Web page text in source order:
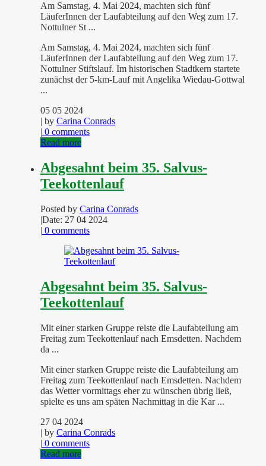
Am Samstag, 4. Mai 2024, machten sich fünf
LäuferInnen der Laufabteilung auf den Weg zum 17.
Nottulner St ...
Am Samstag, 4. Mai 2024, machten sich fünf
LäuferInnen der Laufabteilung auf den Weg zum 17.
Nottulner Stiftslauf. Im historischen Stadtkern startete
zunächst der 5-km-Lauf mit Angelika Wiedau-Gottwal
...
05 05 2024
| by Carina Conrads
| 0 comments
Read more
Abgesahnt beim 35. Salvus-
Teekottenlauf
Posted by Carina Conrads
|Date: 27 04 2024
| 0 comments
Abgesahnt beim 35. Salvus-
Teekottenlauf
Mit einer starken Gruppe reiste die Laufabteilung am
Freitag zum Teekottenlauf nach Emsdetten. Nachdem
da ...
Mit einer starken Gruppe reiste die Laufabteilung am
Freitag zum Teekottenlauf nach Emsdetten. Nachdem
das Wetter vormittags eher zu wünschen übrig ließ,
spielte es uns am späten Nachmittag in die Kar ...
27 04 2024
| by Carina Conrads
| 0 comments
Read more